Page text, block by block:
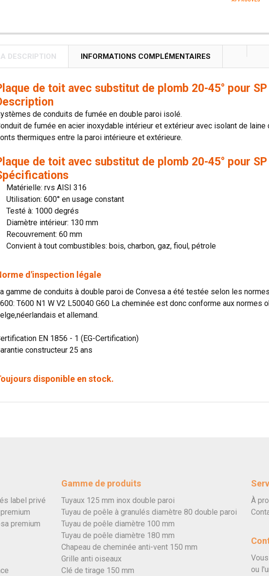
DESCRIPTION INFORMATIONS COMPLÉMENTAIRES
de toit avec substitut de plomb 20-45° pour
de conduits de fumée en double paroi isolé.
de fumée en acier inoxydable intérieur et extérieur avec isolant de
thermiques entre la paroi intérieure et extérieure.
de toit avec substitut de plomb 20-45° pour
Matérielle: rvs AISI 316
Utilisation: 600° en usage constant
Testé à: 1000 degrés
Diamètre intérieur: 130 mm
Recouvrement: 60 mm
Convient à tout combustibles: bois, charbon, gaz, fioul, pétrole
d'inspection légale
gamme de conduits à double paroi de Convesa a été testée selon les
T600 N1 W V2 L50040 G60 La cheminée est donc conforme aux normes
et allemand.
EN 1856 - 1 (EG-Certification)
constructeur 25 ans
disponible en stock.
label privé
premium
Gamme de produits
Tuyaux 125 mm inox double paroi
Tuyau de poêle à granulés diamètre 80 double paroi
Tuyau de poêle diamètre 100 mm
Tuyau de poêle diamètre 180 mm
Chapeau de cheminée anti-vent 150 mm
Grille anti oiseaux
Clé de tirage 150 mm
À
ou